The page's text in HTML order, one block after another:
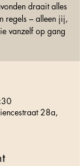
draait alles
regels – alleen jij,
vanzelf op gang
28a,